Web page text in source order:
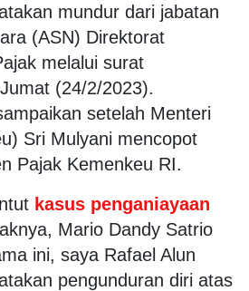
mundur dari jabatan
(ASN) Direktorat
melalui surat
(24/2/2023).
setelah Menteri
Sri Mulyani mencopot
Pajak Kemenkeu RI.
kasus penganiayaan
Mario Dandy Satrio
ini, saya Rafael Alun
pengunduran diri atas